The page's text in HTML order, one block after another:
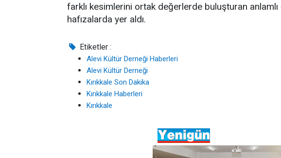
farklı kesimlerini ortak değerlerde buluşturan
hafızalarda yer aldı.
Etiketler :
Alevi Kültür Derneği Haberleri
Alevi Kültür Derneği
Kırıkkale Son Dakika
Kırıkkale Haberleri
Kırıkkale